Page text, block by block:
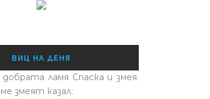
ВИЦ НА ДЕНЯ
добрата ламя Спаска и змея.
змеят казал: